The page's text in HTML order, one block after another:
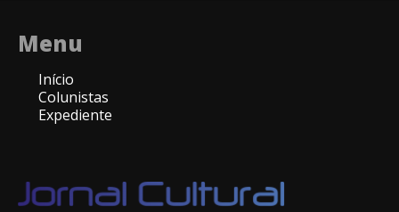
Menu
Início
Colunistas
Expediente